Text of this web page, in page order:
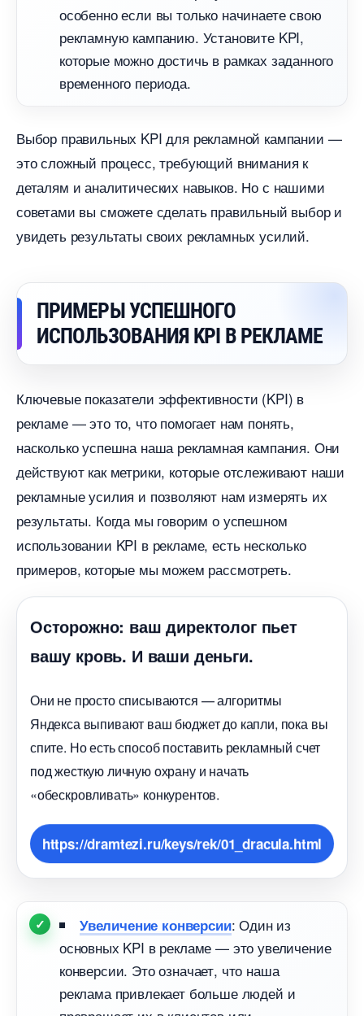
особенно если вы только начинаете свою
рекламную кампанию. Установите KPI,
которые можно достичь в рамках заданного
ременного периода.
ыбор правильных KPI для рекламной кампании —
это сложный процесс, требующий внимания к
деталям и аналитических навыков. Но с нашими
советами вы сможете сделать правильный выбор и
увидеть результаты своих рекламных усилий.
ПРИМЕРЫ УСПЕШНОГО
ИСПОЛЬЗОВАНИЯ KPI В РЕКЛАМЕ
Ключевые показатели эффективности (KPI)
рекламе — это то, что помогает нам понять,
насколько успешна наша рекламная кампания. Они
действуют как метрики, которые отслеживают наши
рекламные усилия и позволяют нам измерять их
результаты. Когда мы говорим о успешном
использовании KPI в рекламе, есть несколько
примеров, которые мы можем рассмотреть.
Осторожно: ваш директолог пьет
ашу кровь. И ваши деньги.
Они не просто списываются — алгоритмы
Яндекса выпивают ваш бюджет до капли, пока вы
спите. Но есть способ поставить рекламный счет
под жесткую личную охрану и начать
«обескровливать» конкурентов.
https://dramtezi.ru/keys/rek/01_dracula.html
Увеличение конверсии: Один из
основных KPI в рекламе — это увеличение
конверсии. Это означает, что наша
реклама привлекает больше людей и